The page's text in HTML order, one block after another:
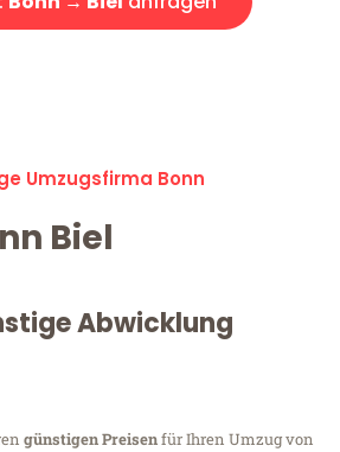
Umzugsfirma Bonn
Biel
Abwicklung
günstigen Preisenfür Ihren Umzug von